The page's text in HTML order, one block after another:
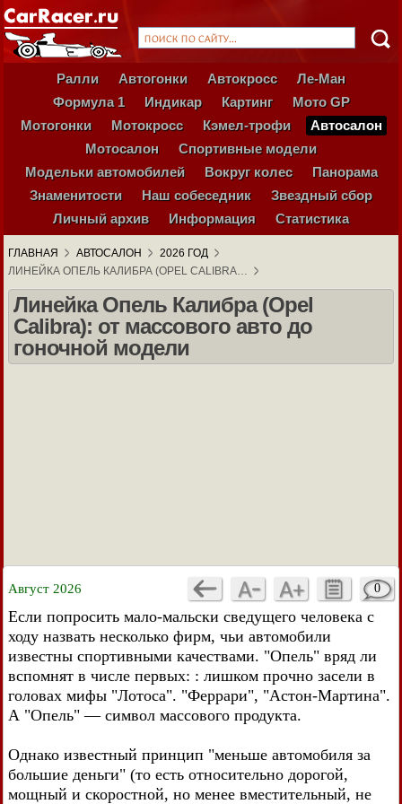
Ралли Автогонки Автокросс
Ле-Ман
Формула 1
Индикар Картинг
Мото GP
Мотогонки
Мотокросс Кэмел-трофи
Автосалон
Мотосалон
Спортивные модели
Модельки автомобилей
Вокруг колес
Панорама
Знаменитости
Наш собеседник
Звездный сбор
Личный архив
Информация Статистика
ГЛАВНАЯ АВТОСАЛОН
2026 ГОД
ЛИНЕЙКА ОПЕЛЬ КАЛИБРА (OPEL CALIBRA…
Линейка Опель Калибра (Opel
Calibra): от массового авто до
гоночной модели
Август 2026 0
Если попросить мало-мальски сведущего человека с
ходу назвать несколько фирм, чьи автомобили
известны спортивными качествами. "Опель" вряд ли
вспомнят в числе первых: : лишком прочно засели в
головах мифы "Лотоса". "Феррари", "Астон-Мартина".
А "Опель" — символ массового продукта.
Однако известный принцип "меньше автомобиля за
большие деньги" (то есть относительно дорогой,
мощный и скоростной, но менее вместительный, не